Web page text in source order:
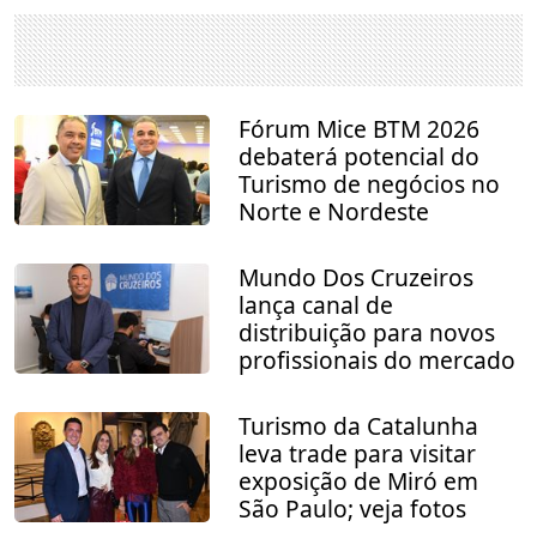
Fórum Mice BTM 2026
debaterá potencial do
Turismo de negócios no
Norte e Nordeste
Mundo Dos Cruzeiros
lança canal de
distribuição para novos
profissionais do mercado
Turismo da Catalunha
leva trade para visitar
exposição de Miró em
São Paulo; veja fotos